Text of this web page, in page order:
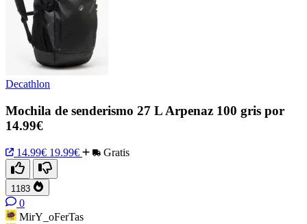
Decathlon
Mochila de senderismo 27 L Arpenaz 100 gris por
14.99€
14.99€ 19.99€ Gratis
1183
0
MirY_oFerTas